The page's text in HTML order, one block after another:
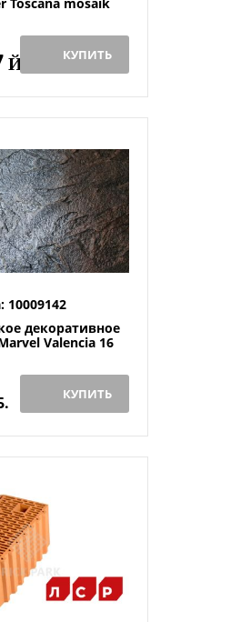
Й КУПИТЬ
10009142
декоративное
Valenсia 16
КУПИТЬ